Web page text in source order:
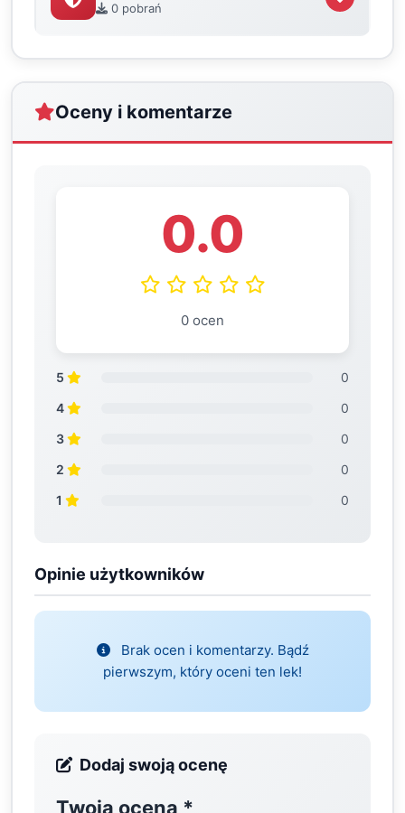
0 pobrań
Oceny i komentarze
0.0
0 ocen
5
0
4
0
3
0
2
0
1
0
Opinie użytkowników
Brak ocen i komentarzy. Bądź
pierwszym, który oceni ten lek!
Dodaj swoją ocenę
Twoja ocena *